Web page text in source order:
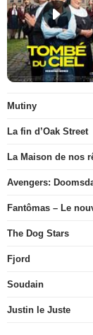
Mutiny
La fin d’Oak Street
La Maison de nos
Avengers:
Fantômas – Le
The Dog Stars
Fjord
Soudain
Justin le Juste